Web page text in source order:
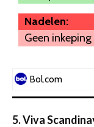
Nadelen:
Geen
Bol.com
5. Viva